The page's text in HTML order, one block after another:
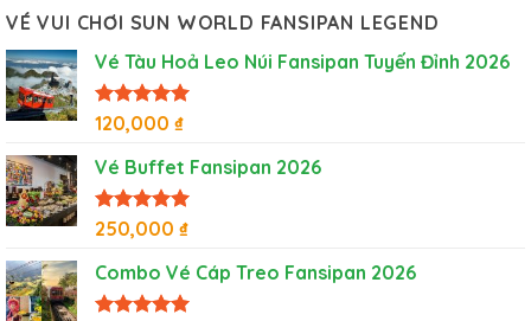
VÉ VUI CHƠI SUN WORLD FANSIPAN LEGEND
Vé Tàu Hoả Leo Núi Fansipan Tuyến Đỉnh 2026
Được xếp
hạng
sao
120,000 ₫
Vé Buffet Fansipan 2026
Được xếp
hạng
sao
250,000 ₫
Combo Vé Cáp Treo Fansipan 2026